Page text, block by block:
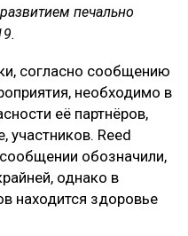
печально
согласно сообщению
необходимо в
её партнёров,
участников. Reed
обозначили,
однако в
находится здоровье